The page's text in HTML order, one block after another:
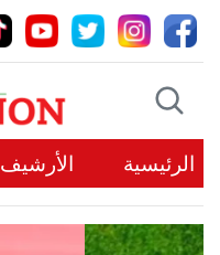
الرئيسية الأرشيف